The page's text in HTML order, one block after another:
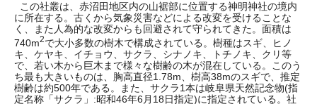
この社叢は、赤沼田地区内の山裾部に位置する神明神社の境内
に所在する。古くから気象災害などによる改変を受けることな
く、また人為的な改変からも回避されて守られてきた。面積は
740m2で大小多数の樹木で構成されている。樹種はスギ、ヒノ
キ、ケヤキ、イチョウ、サクラ、シナノキ、トチノキ、クリ等
で、若い木から巨木まで様々な樹齢の木が混在している。このう
ち最も大きいものは、胸高直径1.78m、樹高38mのスギで、推定
樹齢は約500年である。また、サクラ1本は岐阜県天然記念物(指
定名称「サクラ」:昭和46年6月18日指定)に指定されている。社